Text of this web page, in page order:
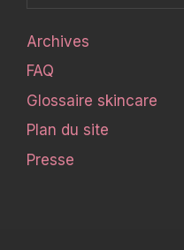
Archives
FAQ
Glossaire skincare
Plan du site
Presse